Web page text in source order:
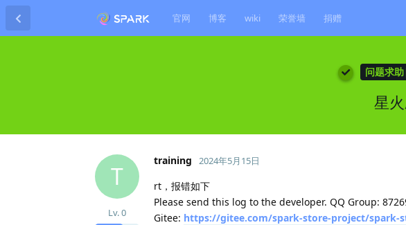
官网 博客 wiki 荣誉墙 捐赠
问题求
星
T
training
Lv.0
2024年5月15日
rt，报错如下
Please send this log to the developer. QQ Group:
Gitee: https://gitee.com/spark-store-project/spark-